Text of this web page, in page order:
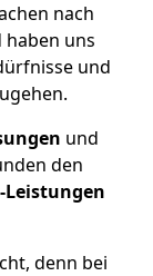
nach
haben uns
und
und
den
Leistungen
denn bei